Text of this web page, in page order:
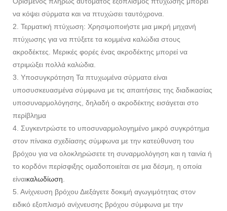
να κόψει σύρματα και να πτυχώσει ταυτόχρονα.
2. Τερματική πτύχωση: Χρησιμοποιήστε μια μικρή μηχανή
πτύχωσης για να πτύξετε τα κομμένα καλώδια στους
ακροδέκτες. Μερικές φορές ένας ακροδέκτης μπορεί να
στριμώξει πολλά καλώδια.
3. Υποσυγκρότηση Τα πτυχωμένα σύρματα είναι
υποσυσκευασμένα σύμφωνα με τις απαιτήσεις της διαδικασίας
υποσυναρμολόγησης, δηλαδή ο ακροδέκτης εισάγεται στο
περίβλημα
4. Συγκεντρώστε το υποσυναρμολογημένο μικρό συγκρότημα
στον πίνακα σχεδίασης σύμφωνα με την κατεύθυνση του
βρόχου για να ολοκληρώσετε τη συναρμολόγηση και η ταινία ή
το κορδόνι περίσφιξης ομαδοποιείται σε μια δέσμη, η οποία
είναικαλωδίωση
5. Ανίχνευση βρόχου Διεξάγετε δοκιμή αγωγιμότητας στον
ειδικό εξοπλισμό ανίχνευσης βρόχου σύμφωνα με την